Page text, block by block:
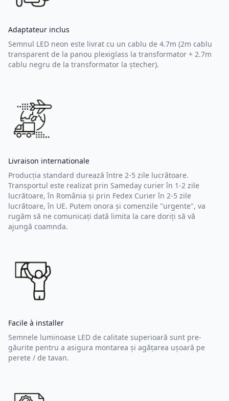
Adaptateur inclus
Semnul LED neon este livrat cu un cablu de 4.7m (2m cablu
transparent de la panou plexiglass la transformator + 2.7m
cablu negru de la transformator la ștecher).
Livraison internationale
Producția standard durează între 2-5 zile lucrătoare.
Transportul este realizat prin Sameday curier în 1-2 zile
lucrătoare, în România și prin Fedex Curier în 2-5 zile
lucrătoare, în UE. Putem onora și comenzile "urgente", va
rugăm să ne comunicați dată limita la care doriți să vă
ajungă coamnda.
Facile à installer
Semnele luminoase LED de calitate superioară sunt pre-
găurite pentru a asigura montarea și agățarea ușoară pe
perete / de tavan.